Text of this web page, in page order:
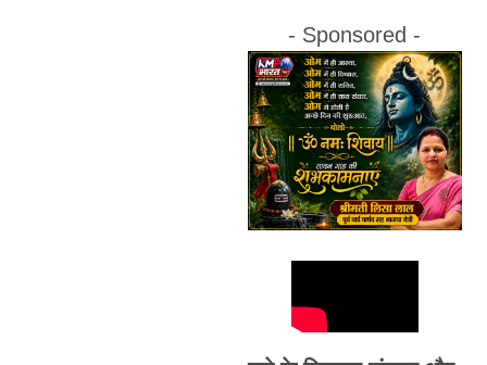
- Sponsored -